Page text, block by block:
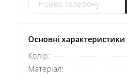
Основні характеристики
Колір:
Матеріал: